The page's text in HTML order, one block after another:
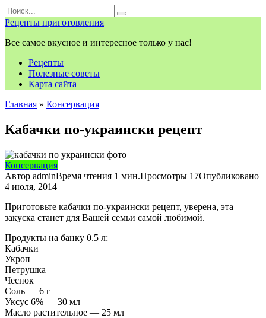
Перейти
к
контенту
Search
for:
Рецепты приготовления
Все самое вкусное и интересное только у нас!
Рецепты
Полезные советы
Карта сайта
Главная » Консервация
Кабачки по-украински рецепт
Консервация
Автор adminВремя чтения 1 мин.Просмотры 17Опубликовано
4 июля, 2014
Приготовьте кабачки по-украински рецепт, уверена, эта
закуска станет для Вашей семьи самой любимой.
Продукты на банку 0.5 л:
Кабачки
Укроп
Петрушка
Чеснок
Соль — 6 г
Уксус 6% — 30 мл
Масло растительное — 25 мл